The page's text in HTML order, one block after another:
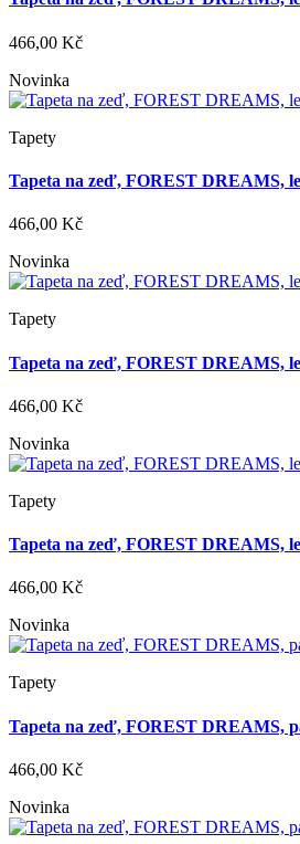
466,00 Kč
Novinka
Tapety
Tapeta na zeď, FOREST DREAMS,
466,00 Kč
Novinka
Tapety
Tapeta na zeď, FOREST DREAMS,
466,00 Kč
Novinka
Tapety
Tapeta na zeď, FOREST DREAMS,
466,00 Kč
Novinka
Tapety
Tapeta na zeď, FOREST DREAMS,
466,00 Kč
Novinka